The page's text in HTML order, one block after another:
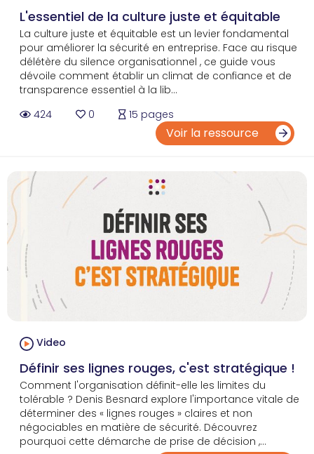
L'essentiel de la culture juste et équitable
La culture juste et équitable est un levier fondamental
pour améliorer la sécurité en entreprise. Face au risque
délétère du silence organisationnel , ce guide vous
dévoile comment établir un climat de confiance et de
transparence essentiel à la lib...
424
0 15 pages
Voir la ressource
Video
Définir ses lignes rouges, c'est stratégique !
Comment l'organisation définit-elle les limites du
tolérable ? Denis Besnard explore l'importance vitale de
déterminer des « lignes rouges » claires et non
négociables en matière de sécurité. Découvrez
pourquoi cette démarche de prise de décision ,...